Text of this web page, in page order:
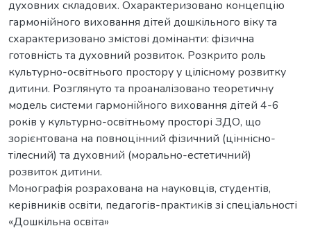
духовних складових. Охарактеризовано концепцію
гармонійного виховання дітей дошкільного віку та
схарактеризовано змістові домінанти: фізична
готовність та духовний розвиток. Розкрито роль
культурно-освітнього простору у цілісному розвитку
дитини. Розглянуто та проаналізовано теоретичну
модель системи гармонійного виховання дітей 4-6
років у культурно-освітньому просторі ЗДО, що
зорієнтована на повноцінний фізичний (ціннісно-
тілесний) та духовний (морально-естетичний)
розвиток дитини.
Монографія розрахована на науковців, студентів,
керівників освіти, педагогів-практиків зі спеціальності
«Дошкільна освіта»